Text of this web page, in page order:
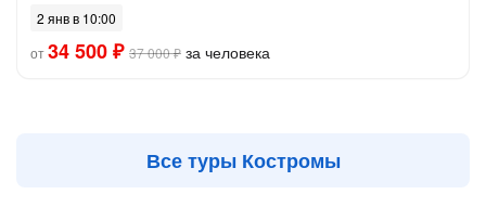
2 янв в 10:00
от34 500 ₽ 37 000 ₽ за человека
Все туры Костромы